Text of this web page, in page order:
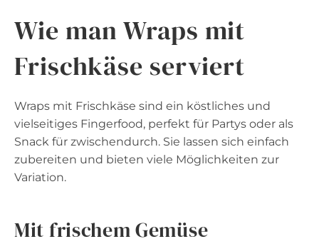
Wie man Wraps mit
Frischkäse serviert
Wraps mit Frischkäse sind ein köstliches und
vielseitiges Fingerfood, perfekt für Partys oder als
Snack für zwischendurch. Sie lassen sich einfach
zubereiten und bieten viele Möglichkeiten zur
Variation.
Mit frischem Gemüse